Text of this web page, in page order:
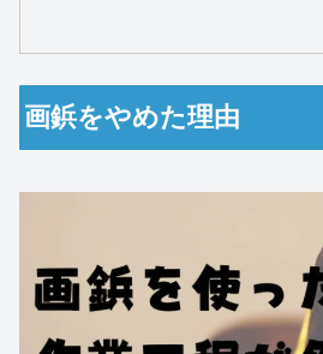
画鋲をやめた理由